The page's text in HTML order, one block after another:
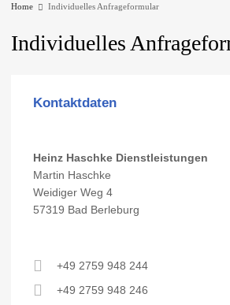
Home Individuelles Anfrageformular
Individuelles
Kontaktdaten
Heinz Haschke Dienstleistungen
Martin Haschke
Weidiger Weg 4
57319 Bad Berleburg
+49 2759 948 244
+49 2759 948 246